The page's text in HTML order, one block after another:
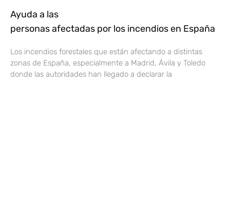
Ayuda a las
personas afectadas por los incendios en España
Los incendios forestales que están afectando a distintas
zonas de España, especialmente a Madrid, Ávila y Toledo
donde las autoridades han llegado a declarar la